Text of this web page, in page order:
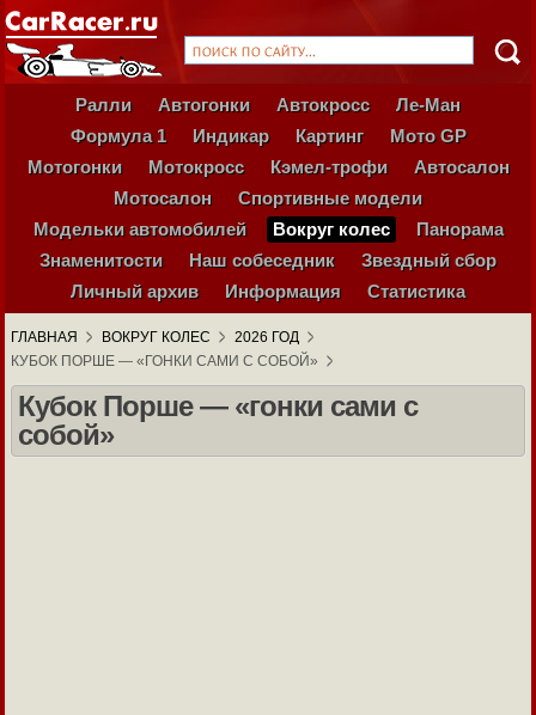
Ралли Автогонки Автокросс
Ле-Ман
Формула 1
Индикар Картинг
Мото GP
Мотогонки
Мотокросс Кэмел-трофи
Автосалон
Мотосалон
Спортивные модели
Модельки автомобилей
Вокруг колес
Панорама
Знаменитости
Наш собеседник
Звездный сбор
Личный архив
Информация Статистика
ГЛАВНАЯ ВОКРУГ КОЛЕС
2026 ГОД
КУБОК ПОРШЕ — «ГОНКИ САМИ С СОБОЙ»
Кубок Порше — «гонки сами с
собой»